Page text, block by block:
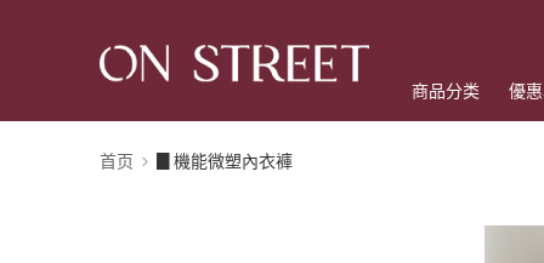
商品分类 優
首页 ▊機能微塑內衣褲